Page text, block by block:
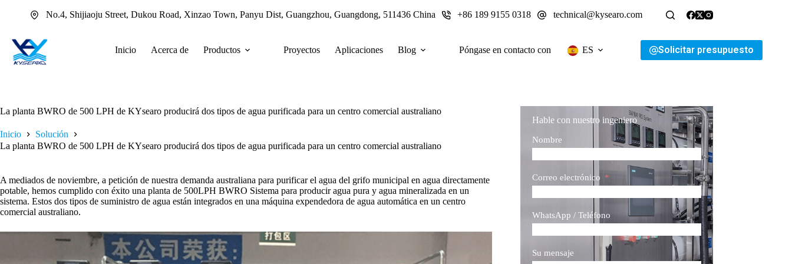
No.4, Shijiaoju Street, Dukou Road, Xinzao Town, Panyu Dist, Guangzhou, Guangdong, 511436 China +86 189 9155 0318 technical@kysearo.com
Inicio Acerca de Productos Proyectos Aplicaciones Blog Póngase en contacto con ES Solicitar presupuesto
La planta BWRO de 500 LPH de KYsearo producirá dos tipos de agua purificada para un centro comercial australiano
Inicio
Solución
La planta BWRO de 500 LPH de KYsearo producirá dos tipos de agua purificada para un centro comercial australiano
A mediados de noviembre, a petición de nuestra demanda australiana para purificar el agua del grifo municipal en agua directamente
potable, hemos cumplido con éxito una planta de 500LPH BWRO Sistema para producir agua pura y agua mineralizada en un
sistema. Estos dos tipos de suministro de agua están integrados en una máquina expendedora de agua automática en un centro
comercial australiano.
Hable con nuestro ingeniero
Nombre
Correo electrónico
WhatsApp / Teléfono
Su mensaje